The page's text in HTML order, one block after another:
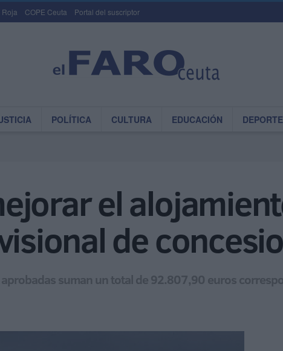
Roja COPE Ceuta Portal del suscriptor
POLÍTICA CULTURA EDUCACIÓN
el
de
suman un total de 92.807,90 euros